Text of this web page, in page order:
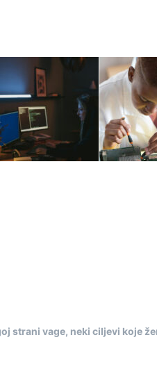
strani vage, neki ciljevi koje